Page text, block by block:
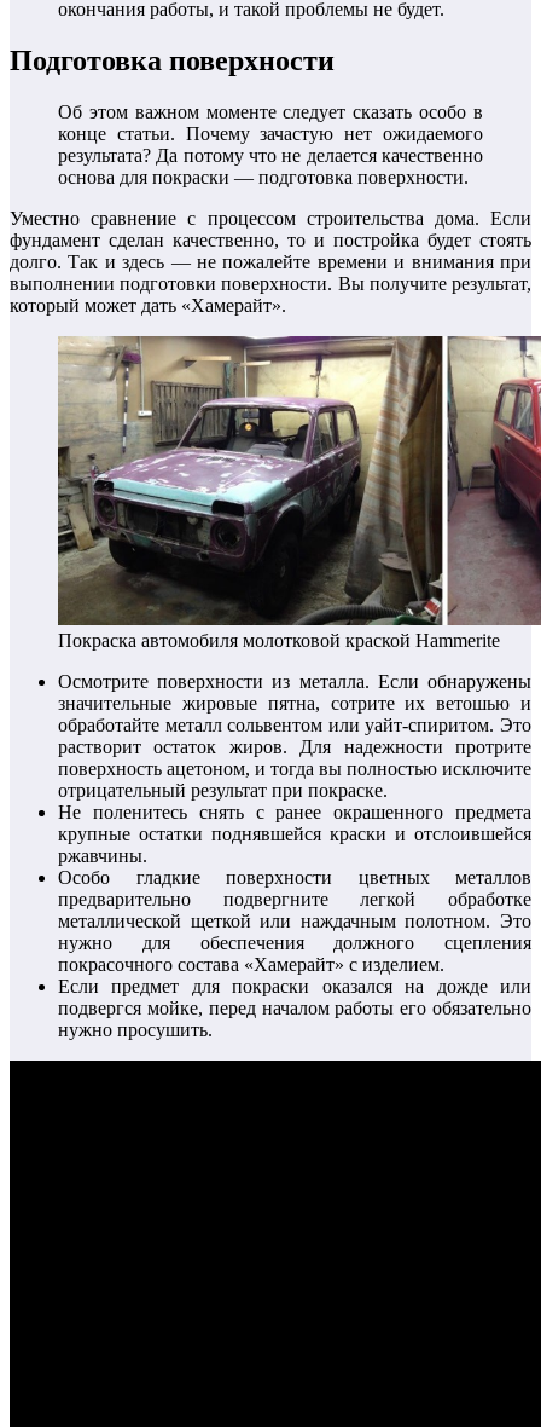
окончания работы, и такой проблемы не будет.
Подготовка поверхности
Об этом важном моменте следует сказать особо в
конце статьи. Почему зачастую нет ожидаемого
результата? Да потому что не делается качественно
основа для покраски — подготовка поверхности.
Уместно сравнение с процессом строительства дома. Если
фундамент сделан качественно, то и постройка будет стоять
долго. Так и здесь — не пожалейте времени и внимания при
выполнении подготовки поверхности. Вы получите результат,
который может дать «Хамерайт».
Покраска автомобиля молотковой краской Hammerite
Осмотрите поверхности из металла. Если обнаружены
значительные жировые пятна, сотрите их ветошью и
обработайте металл сольвентом или уайт-спиритом. Это
растворит остаток жиров. Для надежности протрите
поверхность ацетоном, и тогда вы полностью исключите
отрицательный результат при покраске.
Не поленитесь снять с ранее окрашенного предмета
крупные остатки поднявшейся краски и отслоившейся
ржавчины.
Особо гладкие поверхности цветных металлов
предварительно подвергните легкой обработке
металлической щеткой или наждачным полотном. Это
нужно для обеспечения должного сцепления
покрасочного состава «Хамерайт» с изделием.
Если предмет для покраски оказался на дожде или
подвергся мойке, перед началом работы его обязательно
нужно просушить.